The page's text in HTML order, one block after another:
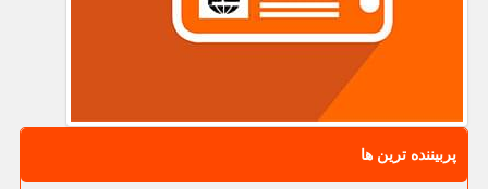
پربیننده ترین ها